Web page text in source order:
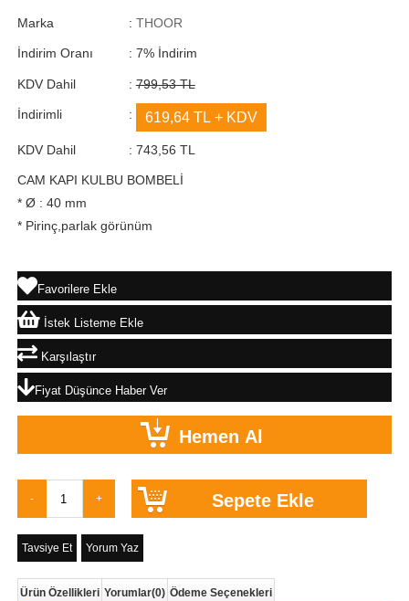
Marka : THOOR
İndirim Oranı : %
7 İndirim
KDV Dahil : 799,53 TL
İndirimli : 619,64 TL + KDV
KDV Dahil : 743,56 TL
CAM KAPI KULBU BOMBELİ
* Ø : 40 mm
* Pirinç,parlak görünüm
Favorilere Ekle
İstek Listeme Ekle
Karşılaştır
Fiyat Düşünce Haber Ver
Tavsiye Et Yorum Yaz
Ürün Özellikleri Yorumlar(0) Ödeme Seçenekleri